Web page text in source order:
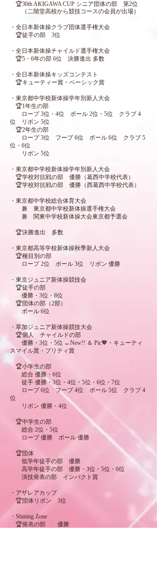
🏆30th AKIGAWA CUP シニア団体の部 第2位
（二階堂高校から競技コースの会員が出場）
・全日本新体操クラブ団体選手権大会
🏆徒手の部 3位
・全日本新体操チャイルド選手権大会
🏆5・6年の部 6位 決勝進出 多数
・全日本新体操キッズコンテスト
🏆キューティー賞・ベーシック賞
・東京都中学校新体操学年別新人大会
🏆1年生の部
ロープ 3位・4位 ボール 2位・5位 クラブ 4
位 リボン 5位
🏆2年生の部
ロープ 3位 フープ 6位 ボール 6位 クラブ 5
位・6位
リボン 5位
・東京都中学校新体操学年別新人大会
🏆学校対抗戦の部 優勝（葛西中学校代表）
🏆学校対抗戦の部 優勝（西葛西中学校代表）
・東京都中学校総合体育大会
兼 東京都中学校新体操選手権大会
兼 関東中学校新体操大会東京都予選会
🏆決勝進出 多数
・東京都高等学校新体操秋季新人大会
🏆種目別の部
ロープ 2位 ボール 3位 リボン 優勝
・東京ジュニア新体操競技会
🏆徒手の部
優勝・3位・8位
🏆団体の部（2部）
ボール 6位
・草加ジュニア新体操競技大会
🏆個人 チャイルドの部
優勝・3位・ 5位 ←New!! ＆ Pic💖・キューティ
スマイル賞・プリティ賞
🏆小学生の部
総合 優勝・6位
徒手 優勝・3位・4位・5位・6位・7位
ロープ 6位 フープ 4位 ボール 5位 クラブ 4
位
リボン 優勝・4位
🏆中学生の部
総合 2位・5位
ロープ 優勝 ボール 優勝
🏆団体
低学年徒手の部 優勝
高学年徒手の部 優勝・3位・5位・6位
演技発表の部 インパクト賞
・アザレアカップ
🏆団体リボン 3位
・Shining Zone
🏆発表の部 優勝